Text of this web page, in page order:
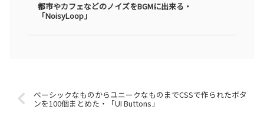
都市やカフェなどのノイズをBGMに出来る・
「NoisyLoop」
ベーシックなものからユニークなものまでCSSで作られたボタ
ンを100個まとめた・「UI Buttons」